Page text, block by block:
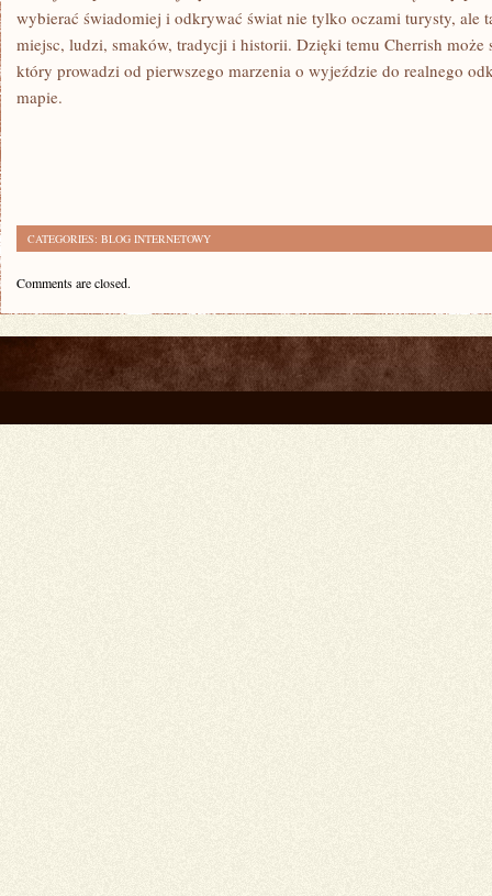
wybierać świadomiej i odkrywać świat nie tylko oczami turysty, ale
miejsc, ludzi, smaków, tradycji i historii. Dzięki temu Cherrish może
który prowadzi od pierwszego marzenia o wyjeździe do realnego
mapie.
CATEGORIES: BLOG INTERNETOWY
Comments are closed.